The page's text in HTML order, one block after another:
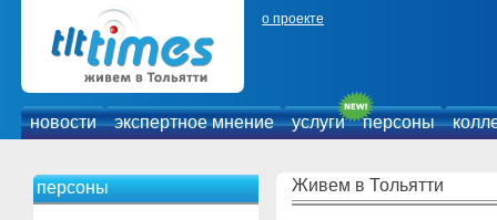
о проекте
новости экспертное мнение услуги персоны
персоны Живем в Тольятти